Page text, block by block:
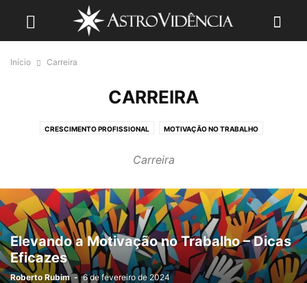
Início Carreira
CARREIRA
CRESCIMENTO PROFISSIONAL MOTIVAÇÃO NO TRABALHO
Carreira
Elevando a Motivação no Trabalho – Dicas
Eficazes
Roberto Rubim - 6 de fevereiro de 2024